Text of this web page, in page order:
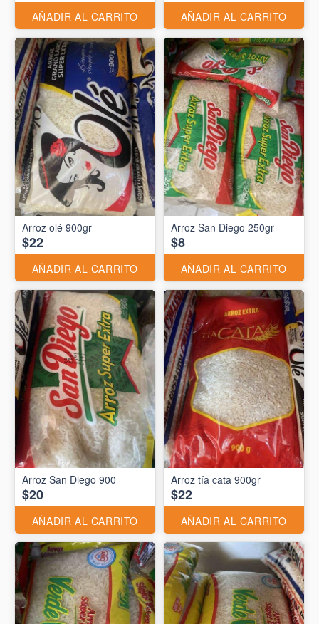
AÑADIR AL CARRITO AÑADIR AL CARRITO
Arroz olé 900gr
$22
AÑADIR AL CARRITO
Arroz San Diego 250gr
$8
AÑADIR AL CARRITO
Arroz San Diego 900
$20
AÑADIR AL CARRITO
Arroz tía cata 900gr
$22
AÑADIR AL CARRITO